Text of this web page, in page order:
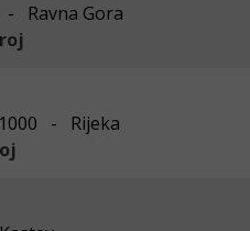
- Ravna Gora
- Rijeka